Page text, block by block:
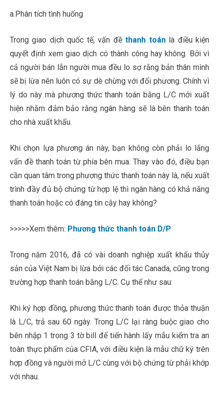
a.Phân tích tình huống
Trong giao dịch quốc tế, vấn đềthanh toánlà điều kiện
quyết định xem giao dịch có thành công hay không. Bởi vì
cả người bán lẫn người mua đều lo sợ rằng bản thân mình
sẽ bị lừa nên luôn có sự dè chừng với đối phương. Chính vì
lý do này mà phương thức thanh toán bằng L/C mới xuất
hiện nhằm đảm bảo rằng ngân hàng sẽ là bên thanh toán
cho nhà xuất khẩu.
Khi chọn lựa phương án này, bạn không còn phải lo lắng
vấn đề thanh toán từ phía bên mua. Thay vào đó, điều bạn
cần quan tâm trong phương thức thanh toán này là, nếu xuất
trình đầy đủ bộ chứng từ hợp lệ thì ngân hàng có khả năng
thanh toán hoặc có đáng tin cậy hay không?
>>>>>Xem thêm: Phương thức thanh toán D/P
Trong năm 2016, đã có vài doanh nghiệp xuất khẩu thủy
sản của Việt Nam bị lừa bởi các đối tác Canada, cũng trong
trường hợp thanh toán bằng L/C. Cụ thể như sau:
Khi ký hợp đồng, phương thức thanh toán được thỏa thuận
là L/C, trả sau 60 ngày. Trong L/C lại ràng buộc giao cho
bên nhập 1 trong 3 tờ bill để tiến hành lấy mẫu kiểm tra an
toàn thực phẩm của CFIA, với điều kiện là mẫu chữ ký trên
hợp đồng và người mở L/C cùng với bộ chứng từ phải khớp
với nhau.